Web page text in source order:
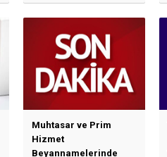
Muhtasar ve Prim
Hizmet
Beyannamelerinde